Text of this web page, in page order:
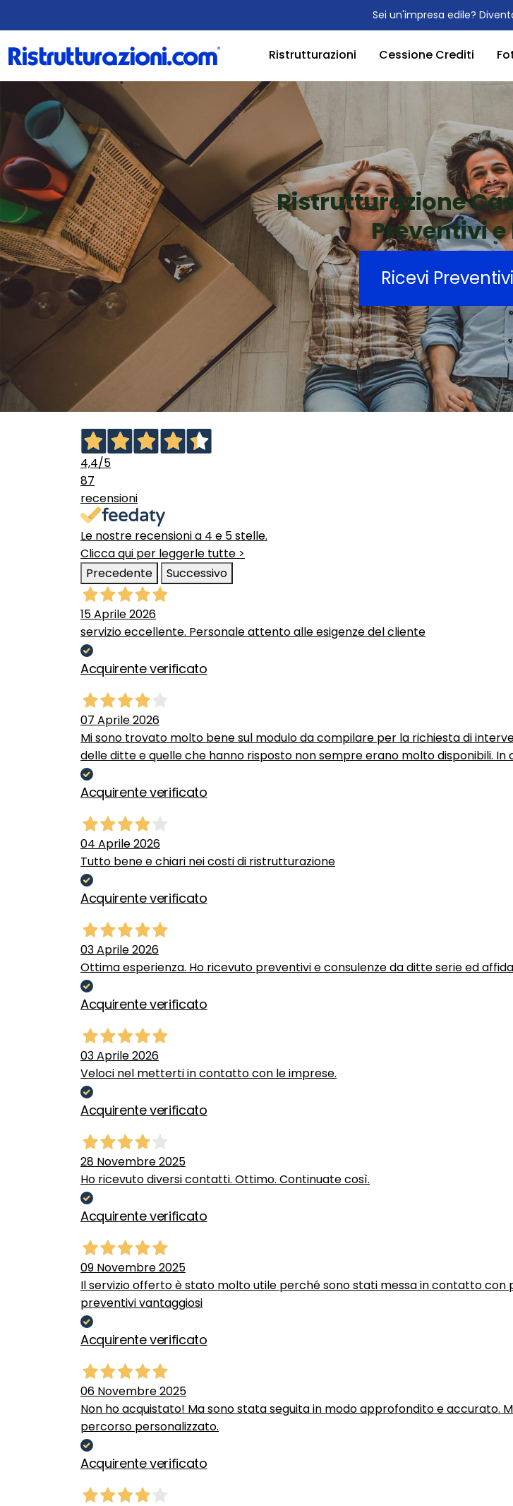
Sei un'impresa edile?
Ristrutturazioni Cessione Crediti
Ristrutturazione
Preventivi e
Ricevi
4,4/5
87
recensioni
Le nostre recensioni a 4 e 5 stelle.
Clicca qui per leggerle tutte >
Precedente
Successivo
15 Aprile 2026
servizio eccellente. Personale attento alle esigenze del cliente
Acquirente verificato
07 Aprile 2026
Mi sono trovato molto bene sul modulo da compilare per la richiesta di
delle ditte e quelle che hanno risposto non sempre erano molto disponibili. In
Acquirente verificato
04 Aprile 2026
Tutto bene e chiari nei costi di ristrutturazione
Acquirente verificato
03 Aprile 2026
Ottima esperienza. Ho ricevuto preventivi e consulenze da ditte serie ed
Acquirente verificato
03 Aprile 2026
Veloci nel metterti in contatto con le imprese.
Acquirente verificato
28 Novembre 2025
Ho ricevuto diversi contatti. Ottimo. Continuate così.
Acquirente verificato
09 Novembre 2025
Il servizio offerto è stato molto utile perché sono stati messa in contatto con
preventivi vantaggiosi
Acquirente verificato
06 Novembre 2025
Non ho acquistato! Ma sono stata seguita in modo approfondito e
percorso personalizzato.
Acquirente verificato